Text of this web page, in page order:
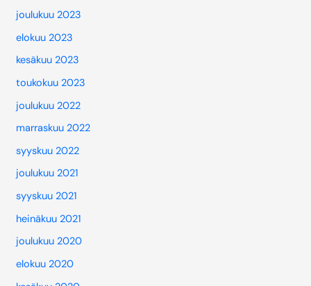
joulukuu 2023
elokuu 2023
kesäkuu 2023
toukokuu 2023
joulukuu 2022
marraskuu 2022
syyskuu 2022
joulukuu 2021
syyskuu 2021
heinäkuu 2021
joulukuu 2020
elokuu 2020